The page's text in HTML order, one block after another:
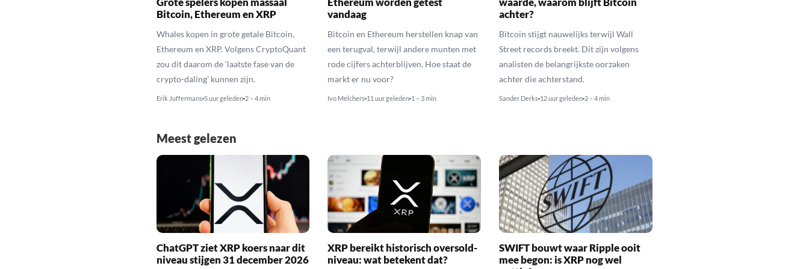
Bitcoin, Ethereum en XRP
Whales kopen in grote getale Bitcoin,
Ethereum en XRP. Volgens CryptoQuant
zou dit daarom de ‘laatste fase van de
crypto-daling’ kunnen zijn.
Erik Juffermans 5 uur geleden 2 – 4 min
vandaag
Bitcoin en Ethereum herstellen knap van
een terugval, terwijl andere munten met
rode cijfers achterblijven. Hoe staat de
markt er nu voor?
Ivo Melchers 11 uur geleden 1 – 3 min
achter?
Bitcoin stijgt nauwelijks terwijl Wall
Street records breekt. Dit zijn volgens
analisten de belangrijkste oorzaken
achter die achterstand.
Sander Derks 12 uur geleden 2 – 4 min
Meest gelezen
ChatGPT ziet XRP koers naar dit
niveau stijgen 31 december 2026
XRP bereikt historisch oversold-
niveau: wat betekent dat?
SWIFT bouwt waar Ripple ooit
mee begon: is XRP nog wel